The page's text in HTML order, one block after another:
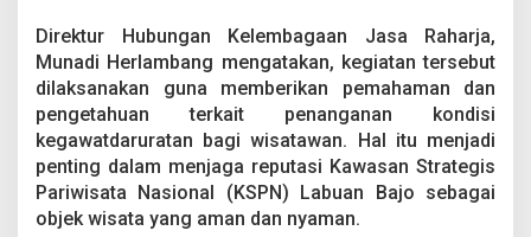
a
t
P
3
K
B
Direktur Hubungan Kelembagaan Jasa Raharja,
Munadi Herlambang mengatakan, kegiatan tersebut
dilaksanakan guna memberikan pemahaman dan
pengetahuan terkait penanganan kondisi
kegawatdaruratan bagi wisatawan. Hal itu menjadi
penting dalam menjaga reputasi Kawasan Strategis
Pariwisata Nasional (KSPN) Labuan Bajo sebagai
objek wisata yang aman dan nyaman.